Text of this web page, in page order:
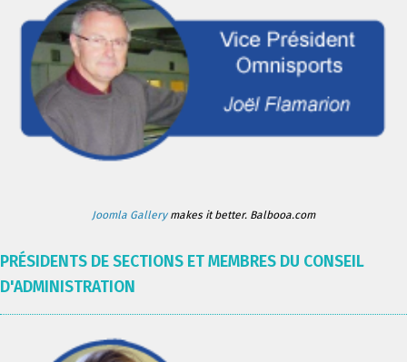
Joomla Gallerymakes it better. Balbooa.com
PRÉSIDENTS DE SECTIONS ET MEMBRES DU CONSEIL
D'ADMINISTRATION